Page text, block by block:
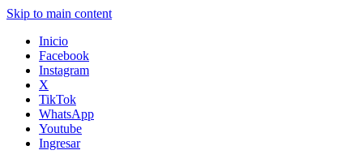
Skip to main content
Inicio
Facebook
Instagram
X
TikTok
WhatsApp
Youtube
Ingresar